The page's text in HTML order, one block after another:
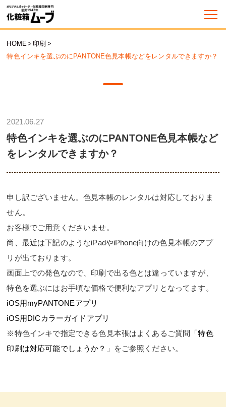
HOME> 印刷 >
特色インキを選ぶのにPANTONE色見本帳などをレンタルできますか？
2021.06.27
特色インキを選ぶのにPANTONE色見本帳など
をレンタルできますか？
申し訳ございません。色見本帳のレンタルは対応しておりま
せん。
お客様でご用意くださいませ。
尚、最近は下記のようなiPadやiPhone向けの色見本帳のアプ
リが出ております。
画面上での発色なので、印刷で出る色とは違っていますが、
特色を選ぶにはお手頃な価格で便利なアプリとなってます。
iOS用myPANTONEアプリ
iOS用DICカラーガイドアプリ
※特色インキで指定できる色見本張はよくあるご質問「特色
印刷は対応可能でしょうか？ 」をご参照ください。